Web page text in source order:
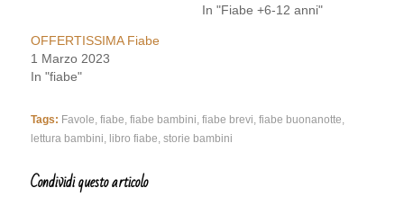
In "Fiabe +6-12 anni"
OFFERTISSIMA Fiabe
1 Marzo 2023
In "fiabe"
Tags: Favole fiabe fiabe bambini fiabe brevi fiabe buonanotte
lettura bambini
libro fiabe storie bambini
Condividi questo articolo